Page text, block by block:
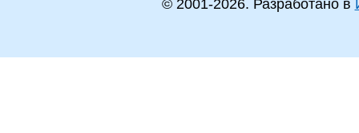
© 2001-2026. Разработано в